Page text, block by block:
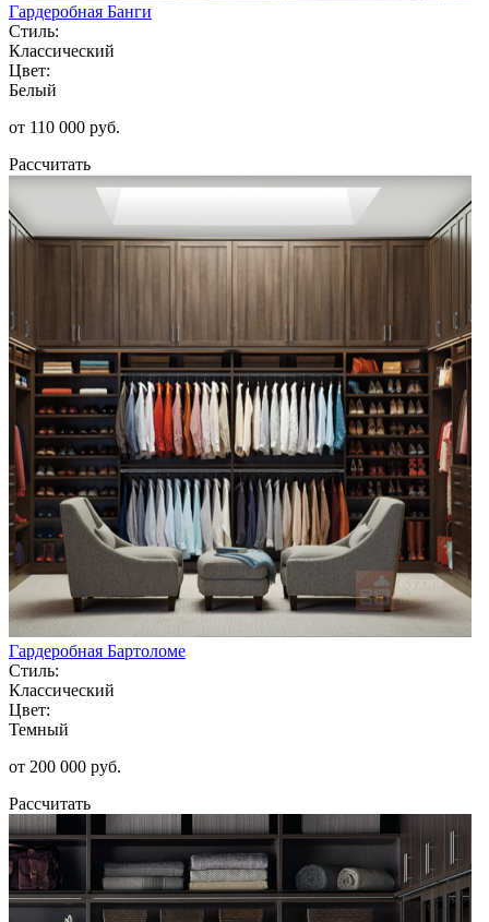
Гардеробная Банги
Стиль:
Классический
Цвет:
Белый
от 110 000 руб.
Рассчитать
Гардеробная Бартоломе
Стиль:
Классический
Цвет:
Темный
от 200 000 руб.
Рассчитать